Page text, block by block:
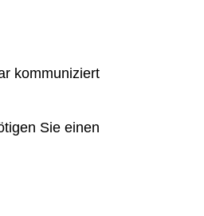
kommuniziert
Sie einen